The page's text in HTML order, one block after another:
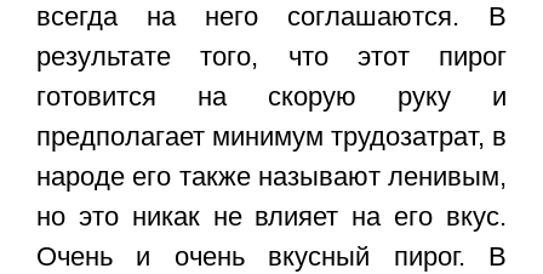
всегда на него соглашаются. В
результате того, что этот пирог
готовится на скорую руку и
предполагает минимум трудозатрат, в
народе его также называют ленивым,
но это никак не влияет на его вкус.
Очень и очень вкусный пирог. В